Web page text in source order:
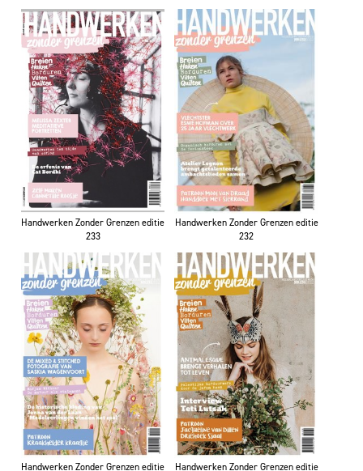
Handwerken Zonder Grenzen editie
233
Handwerken Zonder Grenzen editie
232
Handwerken Zonder Grenzen editie
Handwerken Zonder Grenzen editie